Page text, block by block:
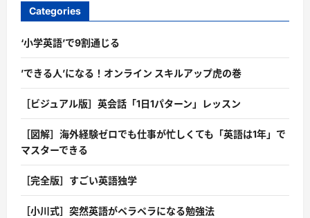
Categories
‘小学英語’で9割通じる
’できる人’になる！オンライン スキルアップ虎の巻
［ビジュアル版］英会話「1日1パターン」レッスン
［図解］海外経験ゼロでも仕事が忙しくても「英語は1年」で
マスターできる
［完全版］すごい英語独学
［小川式］突然英語がペラペラになる勉強法